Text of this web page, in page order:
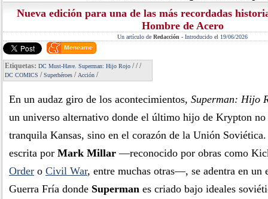
Nueva edición para una de las más recordadas
Hombre de Acero
Un artículo de Redacción - Introducido el 19/06/2026
Etiquetas: DC Must-Have. Superman: Hijo Rojo ///
DC COMICS /Superhéroes / Acción /
En un audaz giro de los acontecimientos, Superman: Hijo
un universo alternativo donde el último hijo de Krypton no
tranquila Kansas, sino en el corazón de la Unión
escrita por Mark Millar —reconocido por obras como
Order o Civil War, entre muchas otras—, se adentra en un
Guerra Fría donde Superman es criado bajo ideales